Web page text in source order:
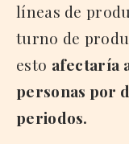
líneas de
turno de
esto afectaría
personas por
periodos.